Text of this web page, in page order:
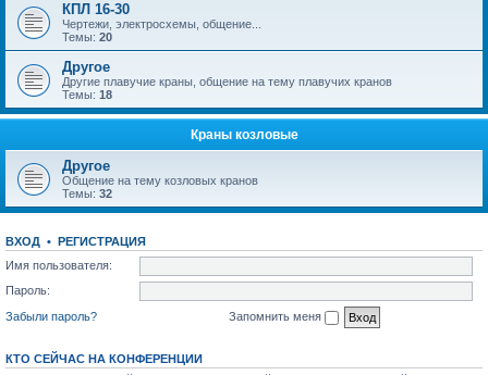
КПЛ 16-30
Чертежи, электросхемы, общение...
Темы: 20
Другое
Другие плавучие краны, общение на тему плавучих кранов
Темы: 18
Краны козловые
Другое
Общение на тему козловых кранов
Темы: 32
ВХОД • РЕГИСТРАЦИЯ
Имя пользователя:
Пароль:
Забыли пароль?
Запомнить меня
КТО СЕЙЧАС НА КОНФЕРЕНЦИИ